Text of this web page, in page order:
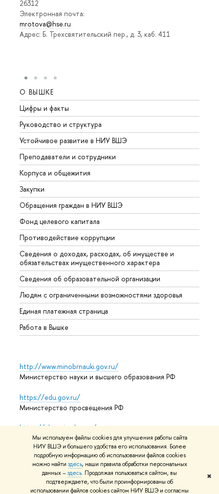
Мы используем файлы cookies для улучшения работы сайта
НИУ ВШЭ и большего удобства его использования. Более
подробную информацию об использовании файлов cookies
можно найти здесь, наши правила обработки персональных
данных –здесь. Продолжая пользоваться сайтом, вы
подтверждаете, что были проинформированы об
использовании файлов cookies сайтом НИУ ВШЭ и согласны
✖
26312
Электронная почта:
mrotova@hse.ru
Адрес: Б. Трехсвятительский пер., д. 3, каб. 411
О ВЫШКЕ
Цифры и факты
Руководство и структура
Устойчивое развитие в НИУ ВШЭ
Преподаватели и сотрудники
Корпуса и общежития
Закупки
Обращения граждан в НИУ ВШЭ
Фонд целевого капитала
Противодействие коррупции
Сведения о доходах, расходах, об имуществе и
обязательствах имущественного характера
Сведения об образовательной организации
Людям с ограниченными возможностями здоровья
Единая платежная страница
Работа в Вышке
http://www.minobrnauki.gov.ru/
Министерство науки и высшего образования РФ
https://edu.gov.ru/
Министерство просвещения РФ
https://elearning.hse.ru/mooc
Массовые открытые онлайн-курсы
© НИУ ВШЭ 1993–2026 Адреса и контактыУсловия
использования материаловПолитика конфиденциальности
Карта сайта